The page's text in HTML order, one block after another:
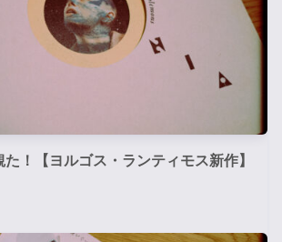
た！【ヨルゴス・ランティモス新作】